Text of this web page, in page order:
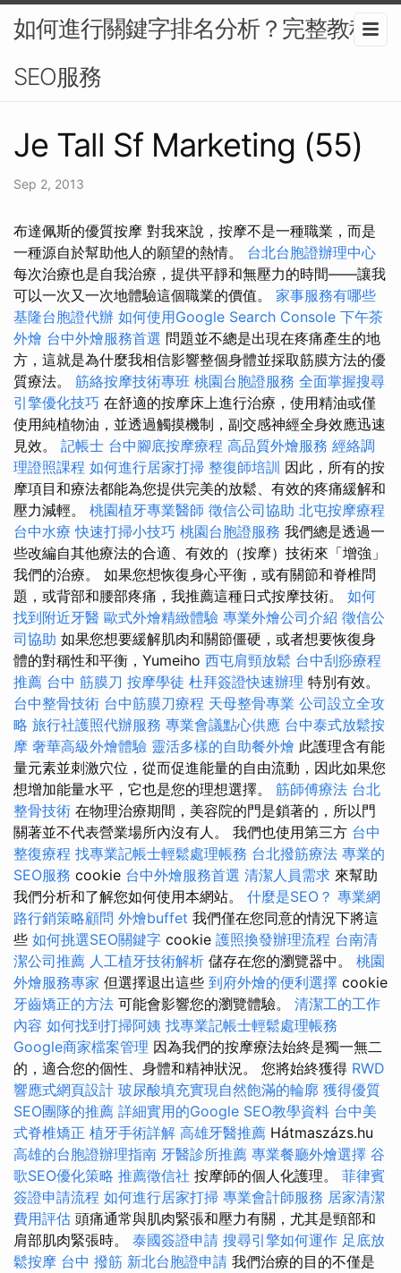
如何進行關鍵字排名分析？完整教程-
SEO服務
Je Tall Sf Marketing (55)
Sep 2, 2013
布達佩斯的優質按摩 對我來說，按摩不是一種職業，而是
一種源自於幫助他人的願望的熱情。 台北台胞證辦理中心
每次治療也是自我治療，提供平靜和無壓力的時間——讓我
可以一次又一次地體驗這個職業的價值。 家事服務有哪些
基隆台胞證代辦 如何使用Google Search Console 下午茶
外燴 台中外燴服務首選 問題並不總是出現在疼痛產生的地
方，這就是為什麼我相信影響整個身體並採取筋膜方法的優
質療法。 筋絡按摩技術專班 桃園台胞證服務 全面掌握搜尋
引擎優化技巧 在舒適的按摩床上進行治療，使用精油或僅
使用純植物油，並透過觸摸機制，副交感神經全身效應迅速
見效。 記帳士 台中腳底按摩療程 高品質外燴服務 經絡調
理證照課程 如何進行居家打掃 整復師培訓 因此，所有的按
摩項目和療法都能為您提供完美的放鬆、有效的疼痛緩解和
壓力減輕。 桃園植牙專業醫師 徵信公司協助 北屯按摩療程
台中水療快速打掃小技巧 桃園台胞證服務 我們總是透過一
些改編自其他療法的合適、有效的（按摩）技術來「增強」
我們的治療。 如果您想恢復身心平衡，或有關節和脊椎問
題，或背部和腰部疼痛，我推薦這種日式按摩技術。 如何
找到附近牙醫 歐式外燴精緻體驗 專業外燴公司介紹 徵信公
司協助 如果您想要緩解肌肉和關節僵硬，或者想要恢復身
體的對稱性和平衡，Yumeiho 西屯肩頸放鬆 台中刮痧療程
推薦 台中 筋膜刀 按摩學徒 杜拜簽證快速辦理 特別有效。
台中整骨技術 台中筋膜刀療程 天母整骨專業 公司設立全攻
略 旅行社護照代辦服務 專業會議點心供應 台中泰式放鬆按
摩 奢華高級外燴體驗 靈活多樣的自助餐外燴 此護理含有能
量元素並刺激穴位，從而促進能量的自由流動，因此如果您
想增加能量水平，它也是您的理想選擇。 筋師傅療法 台北
整骨技術 在物理治療期間，美容院的門是鎖著的，所以門
關著並不代表營業場所內沒有人。 我們也使用第三方 台中
整復療程 找專業記帳士輕鬆處理帳務 台北撥筋療法 專業的
SEO服務 cookie 台中外燴服務首選 清潔人員需求 來幫助
我們分析和了解您如何使用本網站。 什麼是SEO？ 專業網
路行銷策略顧問 外燴buffet 我們僅在您同意的情況下將這
些 如何挑選SEO關鍵字 cookie 護照換發辦理流程 台南清
潔公司推薦 人工植牙技術解析 儲存在您的瀏覽器中。 桃園
外燴服務專家 但選擇退出這些 到府外燴的便利選擇 cookie
牙齒矯正的方法 可能會影響您的瀏覽體驗。 清潔工的工作
內容 如何找到打掃阿姨 找專業記帳士輕鬆處理帳務
Google商家檔案管理 因為我們的按摩療法始終是獨一無二
的，適合您的個性、身體和精神狀況。 您將始終獲得 RWD
響應式網頁設計 玻尿酸填充實現自然飽滿的輪廓 獲得優質
SEO團隊的推薦 詳細實用的Google SEO教學資料 台中美
式脊椎矯正 植牙手術詳解 高雄牙醫推薦 Hátmaszázs.hu
高雄的台胞證辦理指南 牙醫診所推薦 專業餐廳外燴選擇 谷
歌SEO優化策略 推薦徵信社 按摩師的個人化護理。 菲律賓
簽證申請流程 如何進行居家打掃 專業會計師服務 居家清潔
費用評估 頭痛通常與肌肉緊張和壓力有關，尤其是頸部和
肩部肌肉緊張時。 泰國簽證申請 搜尋引擎如何運作 足底放
鬆按摩 台中 撥筋 新北台胞證申請 我們治療的目的不僅是